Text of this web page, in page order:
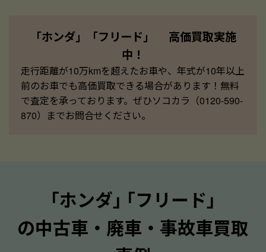
「ホンダ」「フリード」 高価買取実施
中！
走行距離が10万kmを超えたお車や、年式が10年以上
前のお車でも高価買取できる場合があります！無料
で査定を承っております。ぜひソコカラ（0120-590-
870）までお問合せください。
｢ホンダ｣ ｢フリード｣
の中古車・廃車・事故車買取